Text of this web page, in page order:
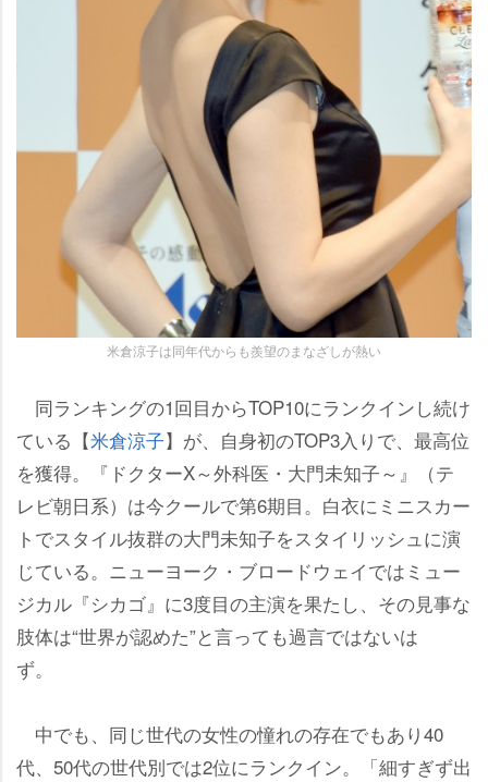
米倉涼子は同年代からも羨望のまなざしが熱い
同ランキングの1回目からTOP10にランクインし続け
ている【米倉涼子】が、自身初のTOP3入りで、最高位
を獲得。『ドクターX～外科医・大門未知子～』（テ
レビ朝日系）は今クールで第6期目。白衣にミニスカー
トでスタイル抜群の大門未知子をスタイリッシュに演
じている。ニューヨーク・ブロードウェイではミュー
ジカル『シカゴ』に3度目の主演を果たし、その見事な
肢体は“世界が認めた”と言っても過言ではないは
ず。
中でも、同じ世代の女性の憧れの存在でもあり40
代、50代の世代別では2位にランクイン。「細すぎず出